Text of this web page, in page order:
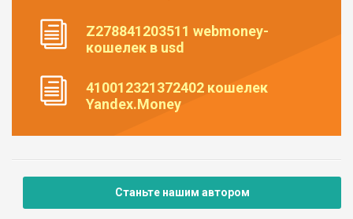
Z278841203511 webmoney-
кошелек в usd
410012321372402 кошелек
Yandex.Money
Станьте нашим автором